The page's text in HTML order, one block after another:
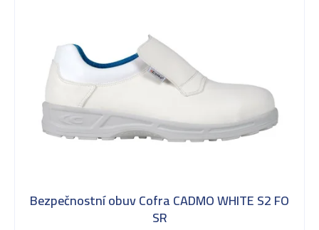
Bezpečnostní obuv Cofra CADMO WHITE S2 FO
SR